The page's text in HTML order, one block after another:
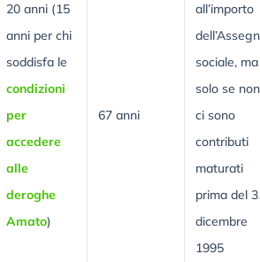
20 anni (15
anni per chi
soddisfa le
condizioni
per
accedere
alle
deroghe
Amato)
67 anni
all’importo
sociale, ma
solo se non
ci sono
contributi
maturati
prima del
dicembre
1995